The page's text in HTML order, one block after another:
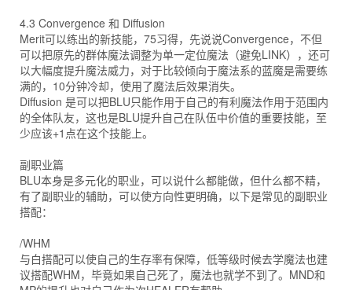
4.3 Convergence 和 Diffusion
Merit可以练出的新技能，75习得，先说说Convergence，不但
可以把原先的群体魔法调整为单一定位魔法（避免LINK），还可
以大幅度提升魔法威力，对于比较倾向于魔法系的蓝魔是需要练
满的，10分钟冷却，使用了魔法后效果消失。
Diffusion 是可以把BLU只能作用于自己的有利魔法作用于范围内
的全体队友，这也是BLU提升自己在队伍中价值的重要技能，至
少应该+1点在这个技能上。
副职业篇
BLU本身是多元化的职业，可以说什么都能做，但什么都不精，
有了副职业的辅助，可以使方向性更明确，以下是常见的副职业
搭配：
/WHM
与白搭配可以使自己的生存率有保障，低等级时候去学魔法也建
议搭配WHM，毕竟如果自己死了，魔法也就学不到了。MND和